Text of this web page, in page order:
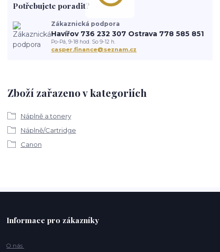
Zboží zařazeno v kategoriích
Náplně a tonery
Náplně/Cartridge
Canon
Potřebujete poradit?
Zákaznická podpora
Havířov 736 232 307 Ostrava 778 585 851
Po-Pá, 9-18 hod. So 9-12 h.
casper.finance@seznam.cz
Informace pro zákazníky
O nás